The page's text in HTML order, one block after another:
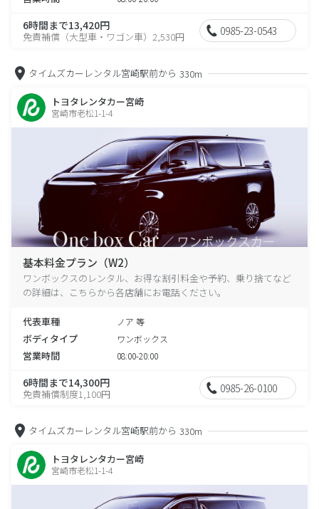
6時間まで13,420円
免責補償（大型車・ワゴン車）2,530円 0985-23-0543
タイムズカーレンタル宮崎駅前から 330m
トヨタレンタカー宮崎
宮崎市老松1-1-4
基本料金プラン（W2）
ワンボックスのレンタル、お得な割引料金や予約、乗り捨てなど
の詳細は、こちらから各店舗にお電話ください。
代表車種 ノア 等
ボディタイプ ワンボックス
営業時間 08:00-20:00
6時間まで14,300円
免責補償制度1,100円 0985-26-0100
タイムズカーレンタル宮崎駅前から 330m
トヨタレンタカー宮崎
宮崎市老松1-1-4